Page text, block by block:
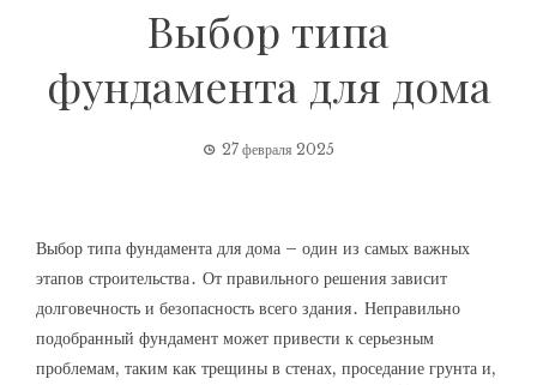
Выбор типа
фундамента для дома
27 февраля 2025
Выбор типа фундамента для дома – один из самых важных
этапов строительства․ От правильного решения зависит
долговечность и безопасность всего здания․ Неправильно
подобранный фундамент может привести к серьезным
проблемам, таким как трещины в стенах, проседание грунта и,